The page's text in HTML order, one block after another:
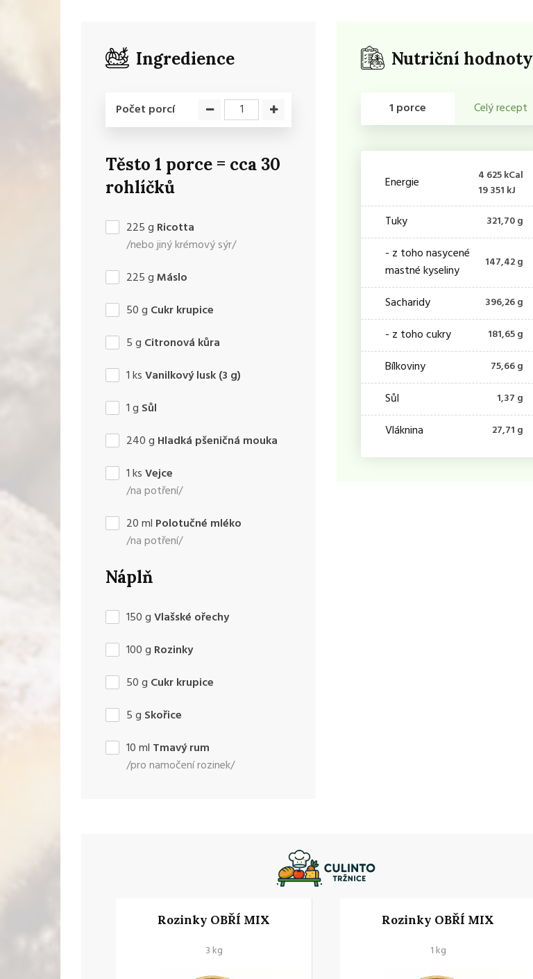
Ingredience
Počet porcí
Těsto 1 porce = cca 30
rohlíčků
225g Ricotta
/nebo jiný krémový sýr/
225gMáslo
50g Cukr krupice
5g Citronová kůra
1ksVanilkový lusk (3 g)
1g Sůl
240g Hladká pšeničná mouka
1ksVejce
/na potření/
20ml Polotučné mléko
/na potření/
Náplň
150gVlašské ořechy
100g Rozinky
50g Cukr krupice
5g Skořice
10ml Tmavý rum
/pro namočení rozinek/
Nutriční hodnoty
1 porce Celý recept
Energie
4 625 kCal
19 351 kJ
Tuky 321,70 g
- z toho nasycené
mastné kyseliny
147,42 g
Sacharidy 396,26 g
- z toho cukry 181,65 g
Bílkoviny 75,66 g
Sůl 1,37 g
Vláknina 27,71 g
Rozinky OBŘÍ MIX
3 kg
Rozinky OBŘÍ MIX
1 kg